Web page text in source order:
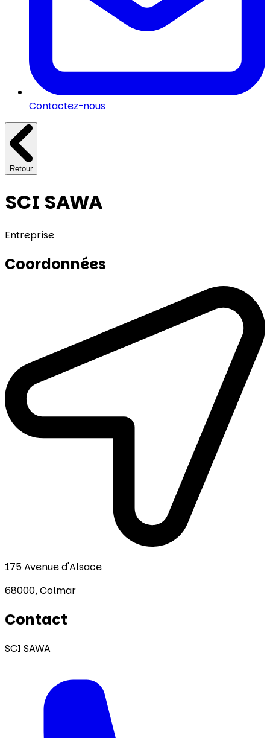
Contactez-nous
Retour
SCI SAWA
Entreprise
Coordonnées
175 Avenue d'Alsace
68000,Colmar
Contact
SCI SAWA